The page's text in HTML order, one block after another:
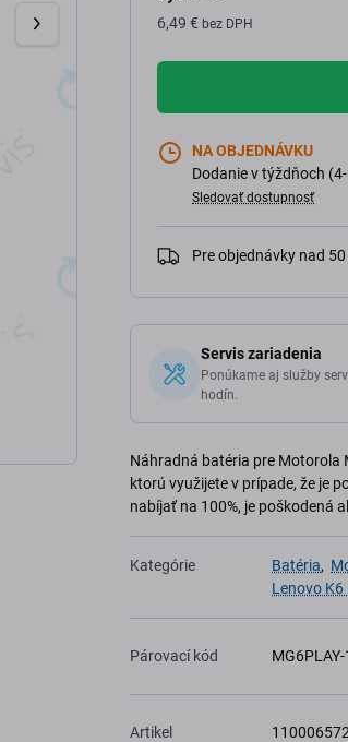
6,49 € bez DPH
NA OBJEDNÁVKU
Dodanie v týždňoch
Sledovať dostupnosť
Pre objednávky nad
Servis zariadenia
Ponúkame aj služby
hodín.
Náhradná batéria pre Motorola
ktorú využijete v prípade, že je
nabíjať na 100%, je poškodená
Kategórie Batéria,
Lenovo
Párovací kód MG6PLAY-
Artikel